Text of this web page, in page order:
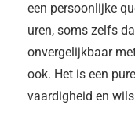
een persoonlijke
uren, soms zelfs
onvergelijkbaar
ook. Het is een
vaardigheid en